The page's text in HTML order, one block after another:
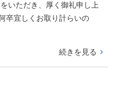
いただき、厚く御礼申し上
卒宜しくお取り計らいの
続きを見る